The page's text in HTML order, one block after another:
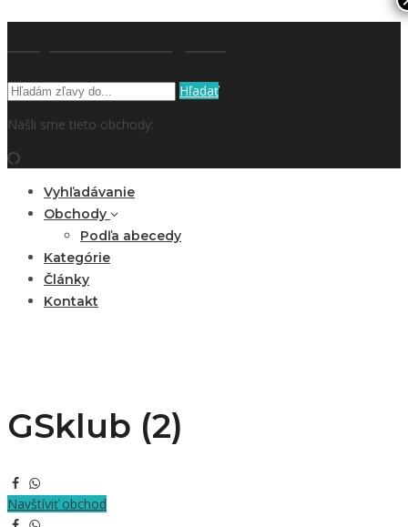
Hľadať
Našli sme tieto obchody:
Vyhľadávanie
Obchody
Podľa abecedy
Kategórie
Články
Kontakt
GSklub (2)
Navštíviť obchod